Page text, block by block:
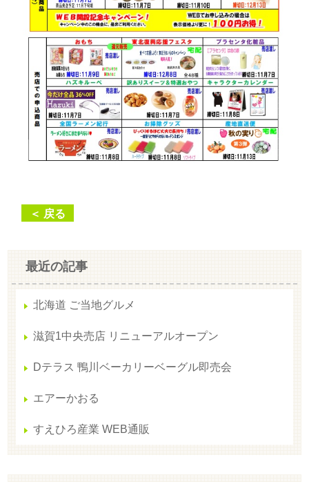
＜ 戻る
最近の記事
北海道 ご当地グルメ
滋賀1中央売店 リニューアルオープン
Dテラス 鴨川ベーカリーベーグル即売会
エアーかおる
すえひろ産業 WEB通販